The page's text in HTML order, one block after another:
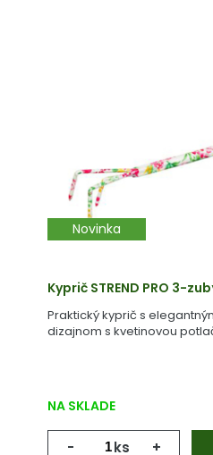
Novinka
Kyprič STREND PRO 3-
Praktický kyprič s
dizajnom s kvetinovou
NA SKLADE
- ks +